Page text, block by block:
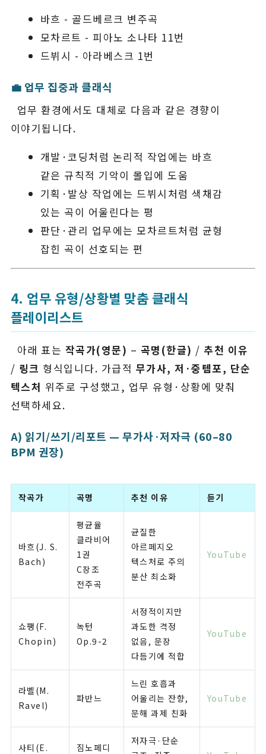
바흐 - 골드베르크 변주곡
모차르트 - 피아노 소나타 11번
드뷔시 - 아라베스크 1번
💼 업무 집중과 클래식
업무 환경에서도 대체로 다음과 같은 경향이
이야기됩니다.
개발·코딩처럼 논리적 작업에는 바흐
같은 규칙적 기악이 몰입에 도움
기획·발상 작업에는 드뷔시처럼 색채감
있는 곡이 어울린다는 평
판단·관리 업무에는 모차르트처럼 균형
잡힌 곡이 선호되는 편
4. 업무 유형/상황별 맞춤 클래식
플레이리스트
아래 표는 작곡가(영문) – 곡명(한글) /추천 이유
/ 링크 형식입니다. 가급적 무가사, 저·중템포, 단순
텍스처 위주로 구성했고, 업무 유형·상황에 맞춰
선택하세요.
A) 읽기/쓰기/리포트 — 무가사·저자극 (60–80
BPM 권장)
작곡가 곡명 추천 이유 듣기
바흐(J. S.
Bach)
평균율
클라비어
1권
C장조
전주곡
균질한
아르페지오
텍스처로 주의
분산 최소화
YouTube
쇼팽(F.
Chopin)
녹턴
Op.9-2
서정적이지만
과도한 격정
없음, 문장
다듬기에 적합
YouTube
라벨(M.
Ravel)
파반느
느린 호흡과
어울리는 잔향,
문해 과제 친화
YouTube
사티(E. 짐노페디
저자극·단순